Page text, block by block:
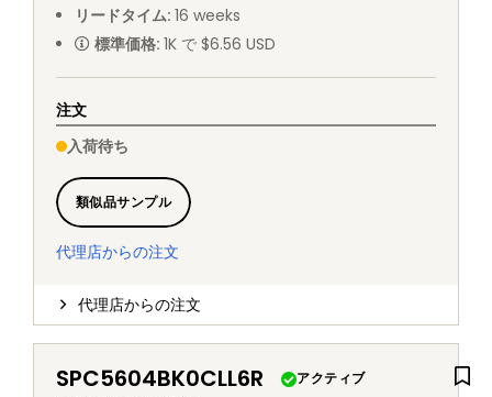
リードタイム: 16 weeks
標準価格: 1K で $6.56 USD
注文
入荷待ち
類似品サンプル
代理店からの注文
代理店からの注文
SPC5604BK0CLL6R アクティブ